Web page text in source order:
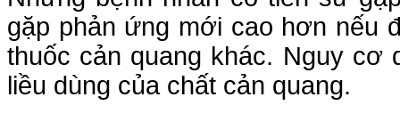
gặp phản ứng mới cao hơn nếu
thuốc cản quang khác. Nguy
liều dùng của chất cản quang.